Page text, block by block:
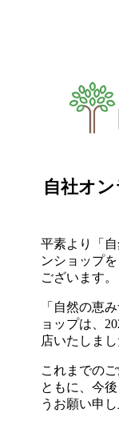
自社オ
平素より「
ンショップ
ございます。
「自然の恵
ョップは、
店いたしまし
これまでの
ともに、今
うお願い申し